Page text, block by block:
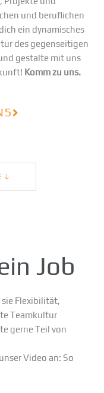
und beruflichen
ein dynamisches
des gegenseitigen
gestalte mit uns
Komm zu uns.
Job
Flexibilität,
Teamkultur
gerne Teil von
Video an: So